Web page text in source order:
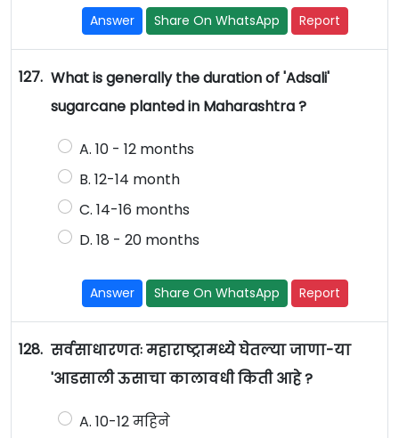
Answer Share On WhatsApp Report
127. What is generally the duration of 'Adsali'
sugarcane planted in Maharashtra ?
A. 10 - 12 months
B. 12-14 month
C. 14-16 months
D. 18 - 20 months
Answer Share On WhatsApp Report
128. सर्वसाधारणतः महाराष्ट्रामध्ये घेतल्या जाणा-या
'आडसाली ऊसाचा कालावधी किती आहे ?
A. 10-12 महिने